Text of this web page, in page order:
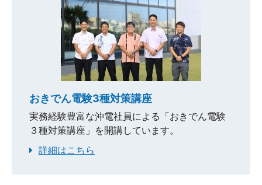
おきでん電験3種対策講座
実務経験豊富な沖電社員による「おきでん電験
３種対策講座」を開講しています。
詳細はこちら